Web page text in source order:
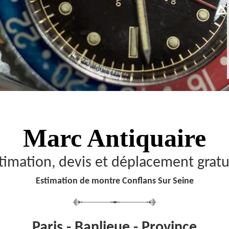
Marc Antiquaire
devis et déplacement
Estimation de montre Conflans Sur Seine